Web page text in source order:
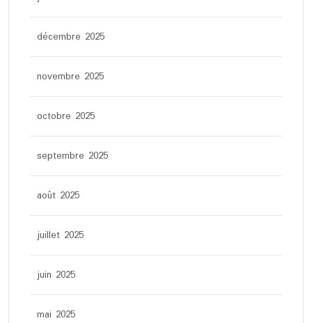
décembre 2025
novembre 2025
octobre 2025
septembre 2025
août 2025
juillet 2025
juin 2025
mai 2025